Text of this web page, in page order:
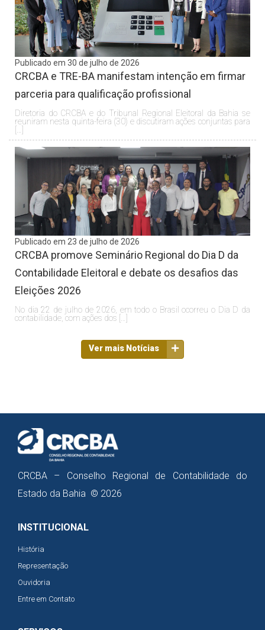
Publicado em 30 de julho de 2026
CRCBA e TRE-BA manifestam intenção em firmar
parceria para qualificação profissional
Diretoria do CRCBA e do Tribunal Regional Eleitoral da Bahia se
reuniram nesta quinta-feira (30) e discutiram ações conjuntas para
Publicado em 23 de julho de 2026
CRCBA promove Seminário Regional do Dia D da
Contabilidade Eleitoral e debate os desafios das
Eleições 2026
No dia 22 de julho de 2026, em todo o Brasil ocorreu o Dia D da
contabilidade, com ações dos […]
Ver mais Notícias
CRCBA – Conselho Regional de Contabilidade do
Estado da Bahia © 2026
INSTITUCIONAL
História
Representação
Ouvidoria
Entre em Contato